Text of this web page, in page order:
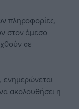
πληροφορίες,
στον άμεσο
σε
ενημερώνεται
ακολουθήσει η